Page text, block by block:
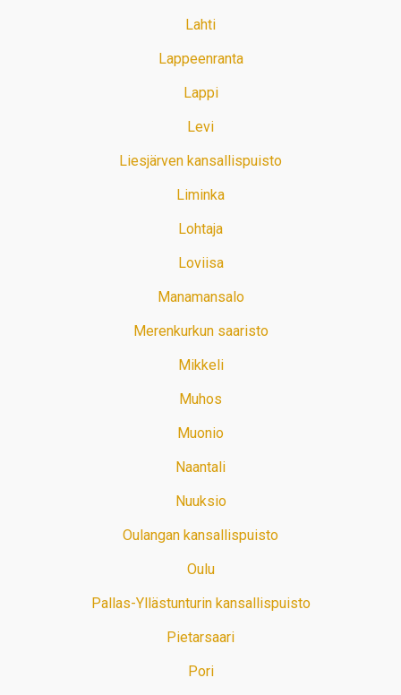
Lahti
Lappeenranta
Lappi
Levi
Liesjärven kansallispuisto
Liminka
Lohtaja
Loviisa
Manamansalo
Merenkurkun saaristo
Mikkeli
Muhos
Muonio
Naantali
Nuuksio
Oulangan kansallispuisto
Oulu
Pallas-Yllästunturin kansallispuisto
Pietarsaari
Pori